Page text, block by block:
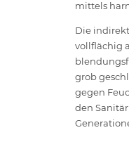
mittels
Die
vollflächig
grob
gegen
den